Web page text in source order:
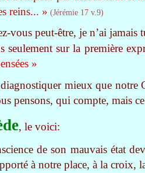
reins... » (Jérémie 17 v.9)
vous peut-être, je n’ai jamais
seulement sur la première
»
mieux que notre
pensons, qui compte, mais
, le voici:
de son mauvais état
à notre place, à la